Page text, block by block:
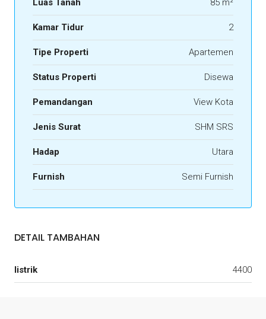
Luas Tanah 85 m²
Kamar Tidur 2
Tipe Properti Apartemen
Status Properti Disewa
Pemandangan View Kota
Jenis Surat SHM SRS
Hadap Utara
Furnish Semi Furnish
DETAIL TAMBAHAN
listrik 4400